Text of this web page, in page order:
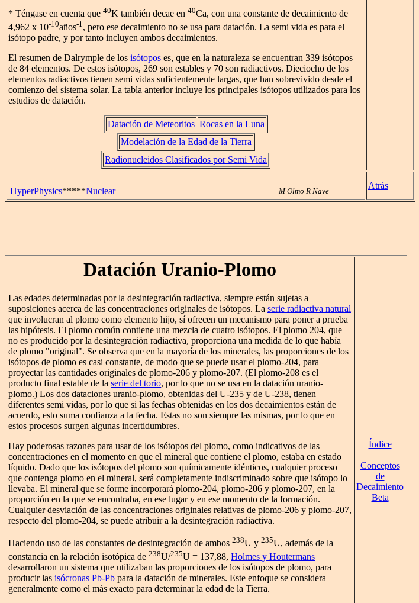
* Téngase en cuenta que 40K también decae en 40Ca, con una constante de decaimiento de
4,962 x 10-10años-1 , pero ese decaimiento no se usa para datación. La semi vida es para el
isótopo padre, y por tanto incluyen ambos decaimientos.
El resumen de Dalrymple de los isótopos es, que en la naturaleza se encuentran 339 isótopos
de 84 elementos. De estos isótopos, 269 son estables y 70 son radiactivos. Dieciocho de los
elementos radiactivos tienen semi vidas suficientemente largas, que han sobrevivido desde el
comienzo del sistema solar. La tabla anterior incluye los principales isótopos utilizados para los
estudios de datación.
Datación de Meteoritos Rocas en la Luna
Modelación de la Edad de la Tierra
Radionucleidos Clasificados por Semi Vida
HyperPhysics*****Nuclear M Olmo R Nave
Atrás
Datación Uranio-Plomo
Las edades determinadas por la desintegración radiactiva, siempre están sujetas a
suposiciones acerca de las concentraciones originales de isótopos. La serie radiactiva natural
que involucran al plomo como elemento hijo, sí ofrecen un mecanismo para poner a prueba
las hipótesis. El plomo común contiene una mezcla de cuatro isótopos. El plomo 204, que
no es producido por la desintegración radiactiva, proporciona una medida de lo que había
de plomo "original". Se observa que en la mayoría de los minerales, las proporciones de los
isótopos de plomo es casi constante, de modo que se puede usar el plomo-204, para
proyectar las cantidades originales de plomo-206 y plomo-207. (El plomo-208 es el
producto final estable de la serie del torio, por lo que no se usa en la datación uranio-
plomo.) Los dos dataciones uranio-plomo, obtenidas del U-235 y de U-238, tienen
diferentes semi vidas, por lo que si las fechas obtenidas en los dos decaimientos están de
acuerdo, esto suma confianza a la fecha. Estas no son siempre las mismas, por lo que en
estos procesos surgen algunas incertidumbres.
Hay poderosas razones para usar de los isótopos del plomo, como indicativos de las
concentraciones en el momento en que el mineral que contiene el plomo, estaba en estado
líquido. Dado que los isótopos del plomo son químicamente idénticos, cualquier proceso
que contenga plomo en el mineral, será completamente indiscriminado sobre que isótopo lo
llevaba. El mineral que se forme incorporará plomo-204, plomo-206 y plomo-207, en la
proporción en la que se encontraba, en ese lugar y en ese momento de la formación.
Cualquier desviación de las concentraciones originales relativas de plomo-206 y plomo-207,
respecto del plomo-204, se puede atribuir a la desintegración radiactiva.
Haciendo uso de las constantes de desintegración de ambos 238U y 235U, además de la
constancia en la relación isotópica de 238U/235U = 137,88, Holmes y Houtermans
desarrollaron un sistema que utilizaban las proporciones de los isótopos de plomo, para
producir las isócronas Pb-Pb para la datación de minerales. Este enfoque se considera
generalmente como el más exacto para determinar la edad de la Tierra.
Índice
Conceptos
de
Decaimiento
Beta